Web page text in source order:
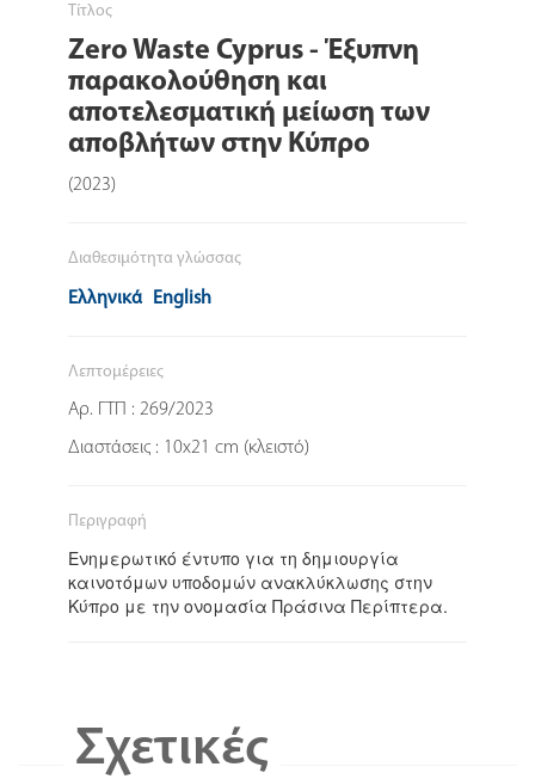
Τίτλος
Zero Waste Cyprus - Έξυπνη
παρακολούθηση και
αποτελεσματική μείωση των
αποβλήτων στην Κύπρο
(2023)
Διαθεσιμότητα γλώσσας
Ελληνικά English
Λεπτομέρειες
Αρ. ΓΤΠ : 269/2023
Διαστάσεις : 10x21 cm (κλειστό)
Περιγραφή
Ενημερωτικό έντυπο για τη δημιουργία
καινοτόμων υποδομών ανακλύκλωσης στην
Κύπρο με την ονομασία Πράσινα Περίπτερα.
Σχετικές